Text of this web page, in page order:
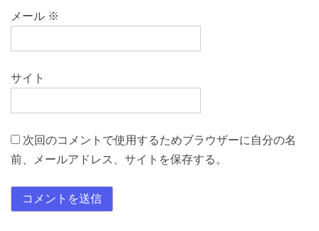
メール ※
サイト
次回のコメントで使用するためブラウザーに自分の名
前、メールアドレス、サイトを保存する。